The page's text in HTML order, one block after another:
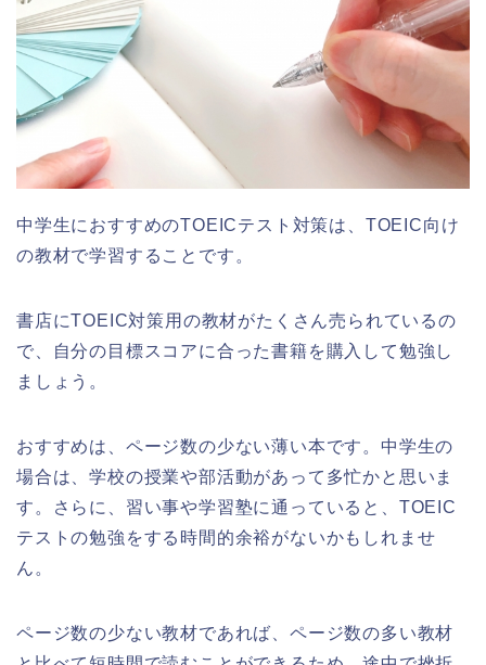
中学生におすすめのTOEICテスト対策は、TOEIC向け
の教材で学習することです。
書店にTOEIC対策用の教材がたくさん売られているの
で、自分の目標スコアに合った書籍を購入して勉強し
ましょう。
おすすめは、ページ数の少ない薄い本です。中学生の
場合は、学校の授業や部活動があって多忙かと思いま
す。さらに、習い事や学習塾に通っていると、TOEIC
テストの勉強をする時間的余裕がないかもしれませ
ん。
ページ数の少ない教材であれば、ページ数の多い教材